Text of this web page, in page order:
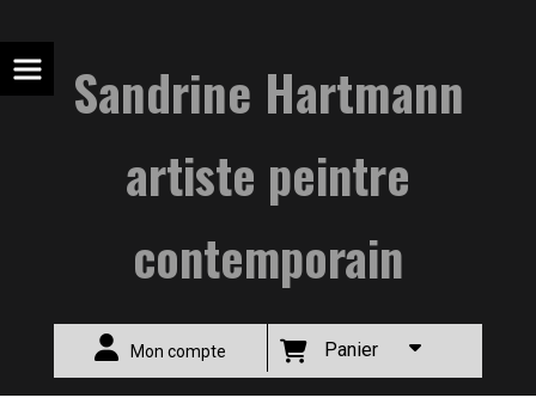
Sandrine Hartmann
artiste peintre
contemporain
Mon compte Panier